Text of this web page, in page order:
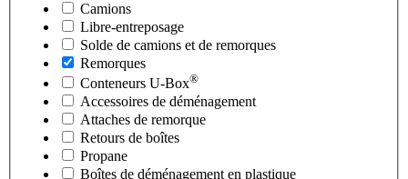
Camions
Libre-entreposage
Solde de camions et de remorques
Remorques
Conteneurs U-Box®
Accessoires de déménagement
Attaches de remorque
Retours de boîtes
Propane
Boîtes de déménagement en plastique